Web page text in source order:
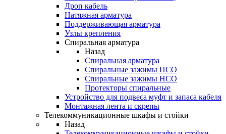
Дроп кабель
Натяжная арматура
Поддерживающая арматура
Узлы крепления
Спиральная арматура
Назад
Спиральная арматура
Спиральные зажимы ПСО
Спиральные зажимы НСО
Протекторы спиральные
Устройство для подвеса муфт и запаса кабеля
Монтажная лента и скрепы
Телекоммуникационные шкафы и стойки
Назад